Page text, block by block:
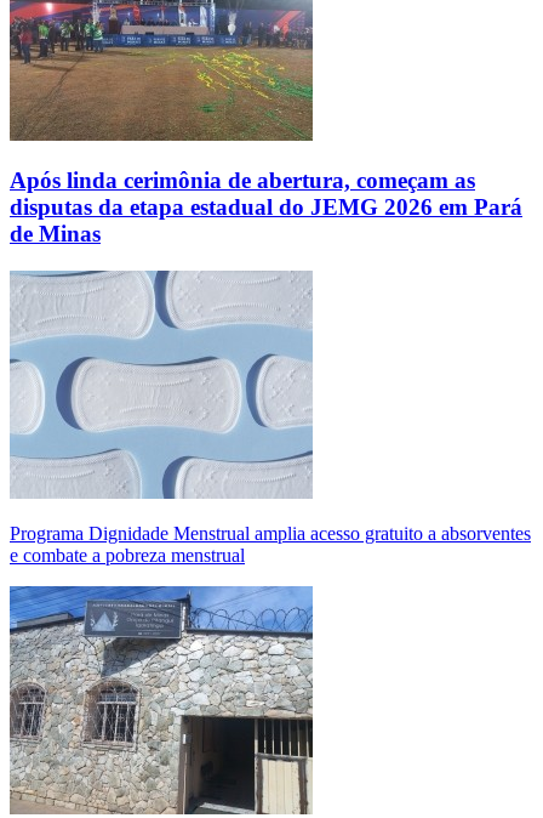
Após linda cerimônia de abertura, começam as
disputas da etapa estadual do JEMG 2026 em Pará
de Minas
Programa Dignidade Menstrual amplia acesso gratuito a absorventes
e combate a pobreza menstrual